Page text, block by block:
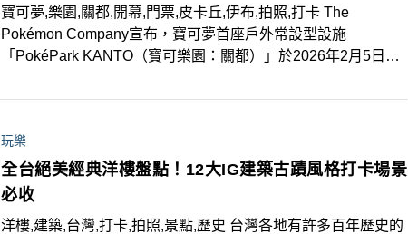
寶可夢,樂園,關都,開幕,門票,皮卡丘,伊布,拍照,打卡 The
Pokémon Company宣布，寶可夢首座戶外常設型設施
「PokéPark KANTO（寶可樂園：關都）」於2026年2月5日正
追！
玩樂
全台絕美經典洋樓盤點！12大IG建築古蹟風格打卡場景
必收
洋樓,建築,台灣,打卡,拍照,景點,歷史 台灣各地有許多百年歷史的